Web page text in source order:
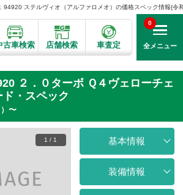
94920 ステルヴィオ（アルファロメオ）の価格スペック情報{
古車検索 店舗検索 車査定 全メニュー
0
２．０ターボ Ｑ４ヴェローチェ
・スペック
〜
1 / 1 基本情報
装備情報